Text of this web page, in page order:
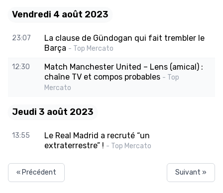
Vendredi 4 août 2023
23:07
La clause de Gündogan qui fait trembler le
Barça - Top Mercato
12:30
Match Manchester United – Lens (amical) :
chaîne TV et compos probables - Top
Mercato
Jeudi 3 août 2023
13:55
Le Real Madrid a recruté “un
extraterrestre” ! - Top Mercato
« Précédent Suivant »